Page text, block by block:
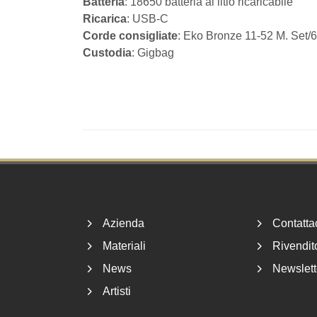
Ricarica: USB-C
Corde consigliate: Eko Bronze 11-52 M. Set/6
Custodia: Gigbag
Azienda
Materiali
News
Artisti